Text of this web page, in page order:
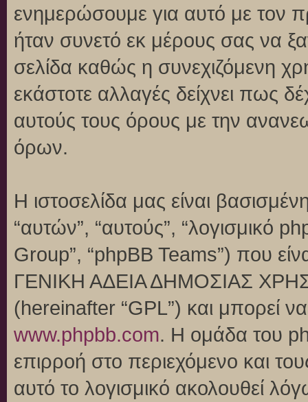
ενημερώσουμε για αυτό με τον
ήταν συνετό εκ μέρους σας να
σελίδα καθώς η συνεχιζόμενη
εκάστοτε αλλαγές δείχνει πως
αυτούς τους όρους με την
όρων.
Η ιστοσελίδα μας είναι
“αυτών”, “αυτούς”, “λογισμικό
Group”, “phpBB Teams”) που
ΓΕΝΙΚΗ ΑΔΕΙΑ ΔΗΜΟΣΙΑΣ
(hereinafter “GPL”) και μπορεί
www.phpbb.com. Η ομάδα του
επιρροή στο περιεχόμενο και
αυτό το λογισμικό ακολουθεί